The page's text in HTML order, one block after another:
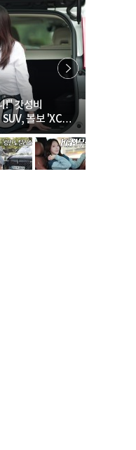
!" 갓성비
볼보 'XC60